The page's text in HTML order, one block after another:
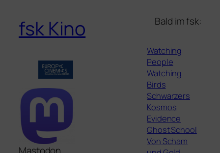
fsk Kino
Mastodon
Bald im fsk:
Watching
People
Watching
Birds
Schwarzers
Kosmos
Evidence
Ghost School
Von Scham